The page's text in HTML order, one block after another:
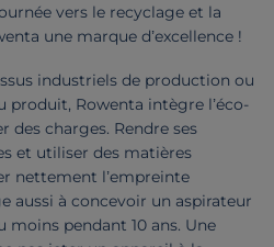
vers le recyclage et la
une marque d’excellence !
industriels de production ou
produit, Rowenta intègre l’éco-
des charges. Rendre ses
et utiliser des matières
nettement l’empreinte
aussi à concevoir un aspirateur
moins pendant 10 ans. Une